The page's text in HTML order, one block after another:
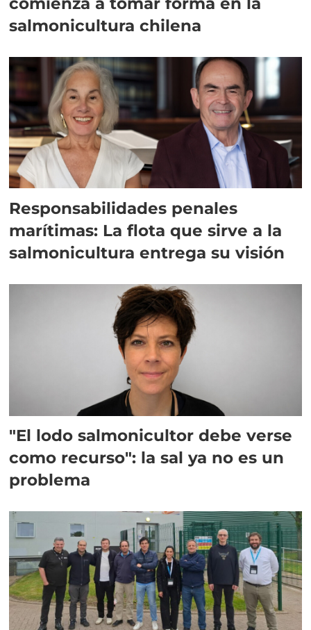
salmonicultura chilena
Responsabilidades penales
marítimas: La flota que sirve a la
salmonicultura entrega su visión
"El lodo salmonicultor debe verse
como recurso": la sal ya no es un
problema